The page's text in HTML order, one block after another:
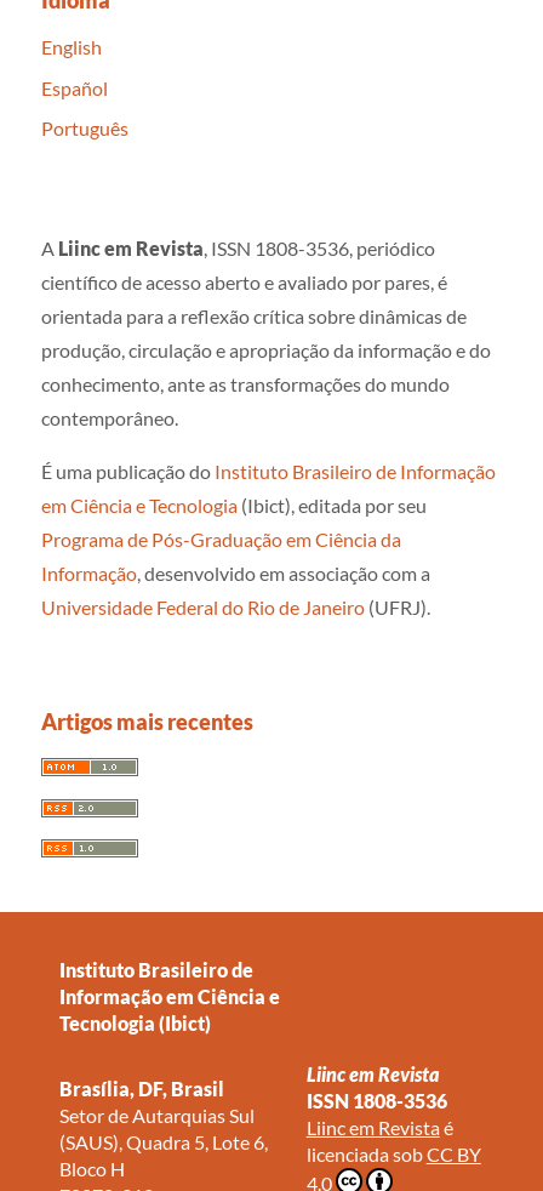
English
Español
Português
A Liinc em Revista, ISSN 1808-3536, periódico
científico de acesso aberto e avaliado por pares, é
orientada para a reflexão crítica sobre dinâmicas de
produção, circulação e apropriação da informação e do
conhecimento, ante as transformações do mundo
contemporâneo.
É uma publicação do Instituto Brasileiro de Informação
em Ciência e Tecnologia (Ibict), editada por seu
Programa de Pós-Graduação em Ciência da
Informação, desenvolvido em associação com a
Universidade Federal do Rio de Janeiro (UFRJ).
Artigos mais recentes
Instituto Brasileiro de
Informação em Ciência e
Tecnologia (Ibict)
Brasília, DF, Brasil
Setor de Autarquias Sul
(SAUS), Quadra 5, Lote 6,
Bloco H
Liinc em Revista
ISSN 1808-3536
Liinc em Revistaé
licenciada sobCC BY
4.0